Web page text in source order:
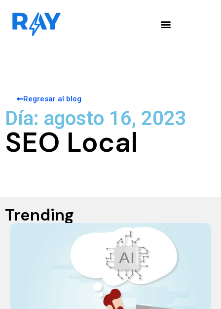
Regresar al blog
Día: agosto 16, 2023
SEO Local
Trending